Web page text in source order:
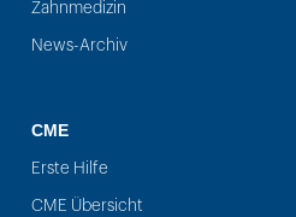
Zahnmedizin
News-Archiv
CME
Erste Hilfe
CME Übersicht